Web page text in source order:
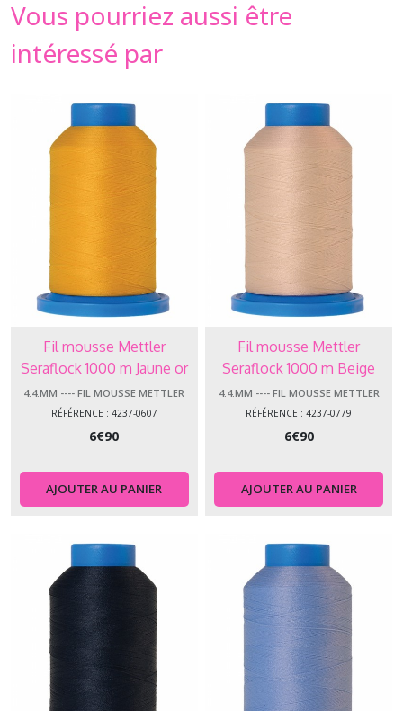
Vous pourriez aussi être
intéressé par
Fil mousse Mettler
Seraflock 1000 m Jaune or
4.4.MM ---- FIL MOUSSE METTLER
SERAFLOCK
RÉFÉRENCE : 4237-0607
6€90
AJOUTER AU PANIER
Fil mousse Mettler
Seraflock 1000 m Beige
4.4.MM ---- FIL MOUSSE METTLER
SERAFLOCK
RÉFÉRENCE : 4237-0779
6€90
AJOUTER AU PANIER